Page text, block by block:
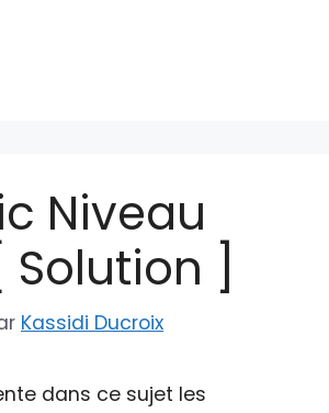
Niveau
]
Kassidi Ducroix
dans ce sujet les